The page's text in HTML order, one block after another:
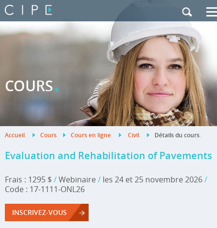
|
COURS.
Accueil. Cours. Cours en ligne. Civil. Détails du cours.
Evaluation and Rehabilitation of Pavements
Frais : 1295 $ /Webinaire / les 24 et 25 novembre 2026/
Code : 17-1111-ONL26
INSCRIVEZ-VOUS